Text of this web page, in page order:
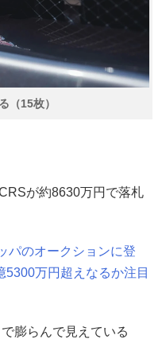
（15枚）
が約8630万円で落札
パのオークションに登
万円超えなるか注目
膨らんで見えている